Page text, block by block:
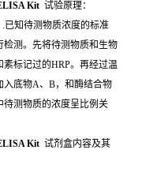
Kit 试验原理：
已知待测物质浓度的标准
测。先将待测物质和生物
标记过的HRP。再经过温
入底物A、B，和酶结合物
待测物质的浓度呈比例关
Kit 试剂盒内容及其